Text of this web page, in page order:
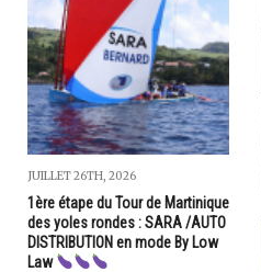
JUILLET 26TH, 2026
1ère étape du Tour de Martinique
des yoles rondes : SARA /AUTO
DISTRIBUTION en mode By Low
Law